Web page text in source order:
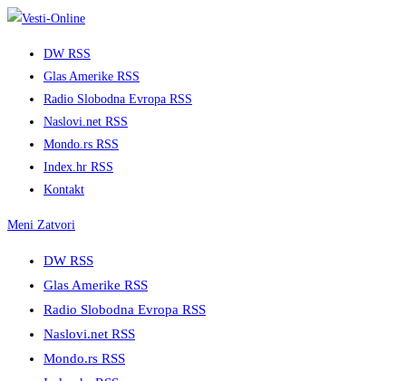
Skip
DW RSS
Glas Amerike RSS
Radio Slobodna Evropa RSS
Naslovi.net RSS
Mondo.rs RSS
Index.hr RSS
Kontakt
Meni Zatvori
DW RSS
Glas Amerike RSS
Radio Slobodna Evropa RSS
Naslovi.net RSS
Mondo.rs RSS